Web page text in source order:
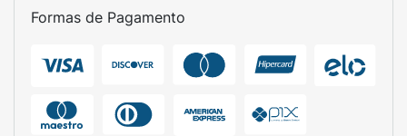
Formas de Pagamento